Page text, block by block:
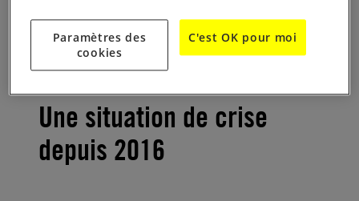
de les abandonner.
Une situation de crise
depuis 2016
Paramètres des
cookies
C'est OK pour moi